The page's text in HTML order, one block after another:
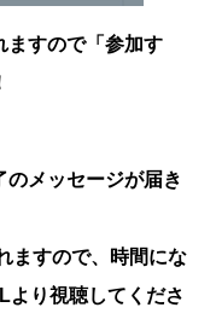
すので「参加す
のメッセージが届き
ますので、時間にな
より視聴してくださ